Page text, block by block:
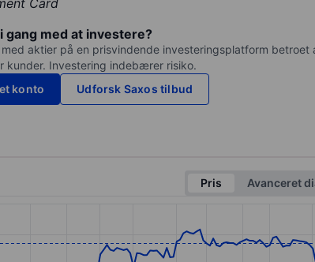
gang med at investere?
med aktier på en prisvindende investeringsplatform betroet
kunder. Investering indebærer risiko.
konto
Udforsk Saxos tilbud
Pris
Avanceret